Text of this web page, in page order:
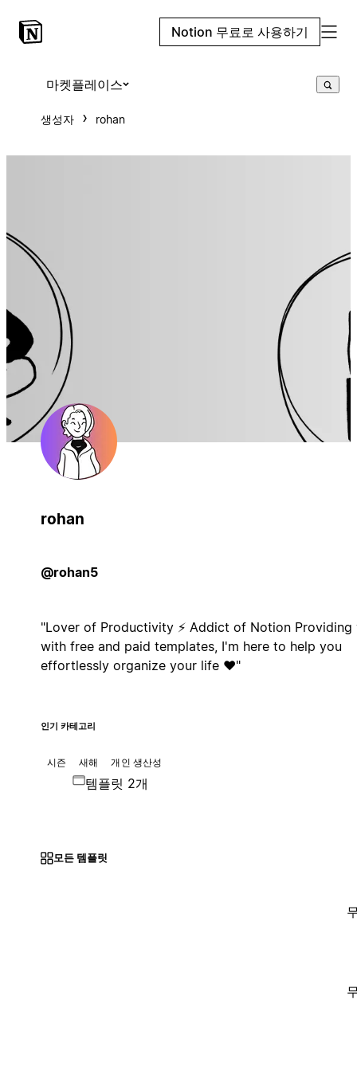
Notion 무료로 사용하기
마켓플레이스
생성자 rohan
rohan
@rohan5
"Lover of Productivity ⚡ Addict of Notion Providing
with free and paid templates, I'm here to help you
effortlessly organize your life ♥"
인기 카테고리
시즌 새해 개인 생산성
템플릿 2개
모든 템플릿